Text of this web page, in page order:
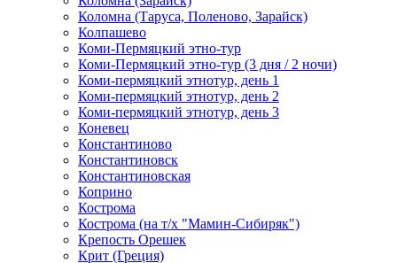
Коломна (Таруса, Поленово, Зарайск)
Колпашево
Коми-Пермяцкий этно-тур
Коми-Пермяцкий этно-тур (3 дня / 2 ночи)
Коми-пермяцкий этнотур, день 1
Коми-пермяцкий этнотур, день 2
Коми-пермяцкий этнотур, день 3
Коневец
Константиново
Константиновск
Константиновская
Коприно
Кострома
Кострома (на т/х "Мамин-Сибиряк")
Крепость Орешек
Крит (Греция)